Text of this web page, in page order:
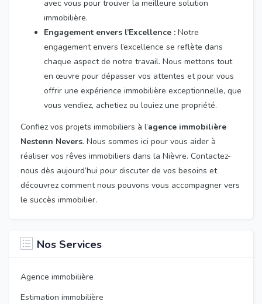
avec vous pour trouver la meilleure solution
immobilière.
Engagement envers l’Excellence : Notre
engagement envers l’excellence se reflète dans
chaque aspect de notre travail. Nous mettons tout
en œuvre pour dépasser vos attentes et pour vous
offrir une expérience immobilière exceptionnelle, que
vous vendiez, achetiez ou louiez une propriété.
Confiez vos projets immobiliers à l’agence immobilière
Nestenn Nevers. Nous sommes ici pour vous aider à
réaliser vos rêves immobiliers dans la Nièvre. Contactez-
nous dès aujourd’hui pour discuter de vos besoins et
découvrez comment nous pouvons vous accompagner vers
le succès immobilier.
Nos Services
Agence immobilière
Estimation immobilière